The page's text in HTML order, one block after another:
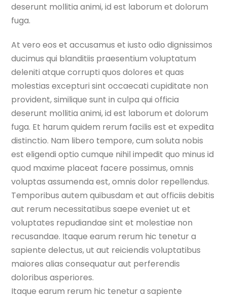
deserunt mollitia animi, id est laborum et dolorum
fuga.
At vero eos et accusamus et iusto odio dignissimos
ducimus qui blanditiis praesentium voluptatum
deleniti atque corrupti quos dolores et quas
molestias excepturi sint occaecati cupiditate non
provident, similique sunt in culpa qui officia
deserunt mollitia animi, id est laborum et dolorum
fuga. Et harum quidem rerum facilis est et expedita
distinctio. Nam libero tempore, cum soluta nobis
est eligendi optio cumque nihil impedit quo minus id
quod maxime placeat facere possimus, omnis
voluptas assumenda est, omnis dolor repellendus.
Temporibus autem quibusdam et aut officiis debitis
aut rerum necessitatibus saepe eveniet ut et
voluptates repudiandae sint et molestiae non
recusandae. Itaque earum rerum hic tenetur a
sapiente delectus, ut aut reiciendis voluptatibus
maiores alias consequatur aut perferendis
doloribus asperiores.
Itaque earum rerum hic tenetur a sapiente